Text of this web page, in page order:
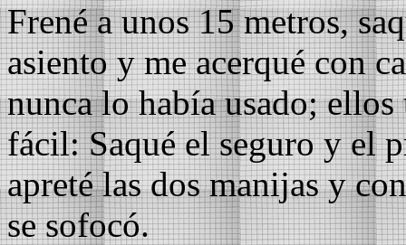
Frené a unos 15 metros,
asiento y me acerqué con
nunca lo había usado;
fácil: Saqué el seguro y el
apreté las dos manijas y
se sofocó.